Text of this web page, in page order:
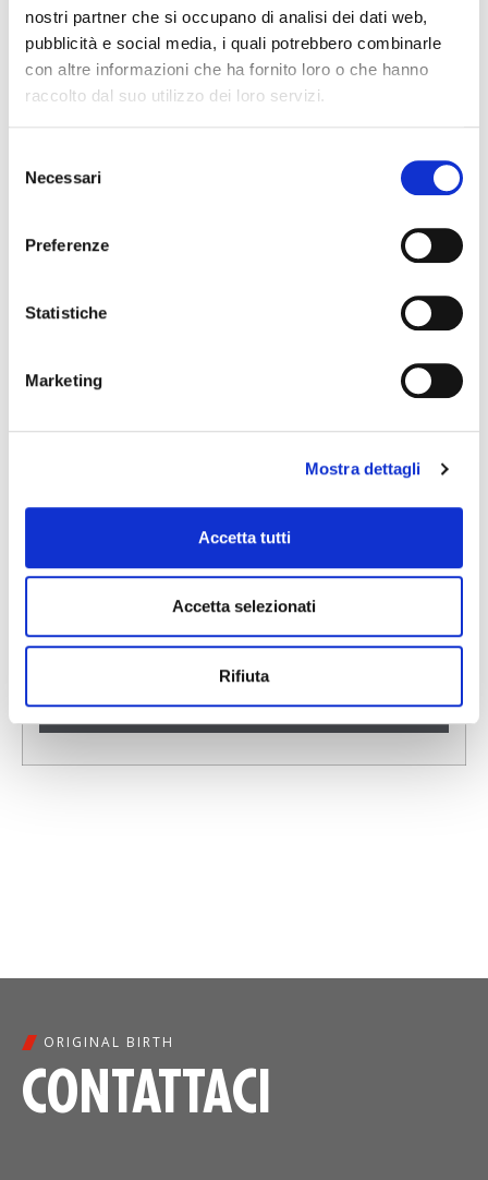
nostri partner che si occupano di analisi dei dati web,
pubblicità e social media, i quali potrebbero combinarle
con altre informazioni che ha fornito loro o che hanno
raccolto dal suo utilizzo dei loro servizi.
delNecessari
Preferenze
Statistiche
Marketing
Mostra dettagli
Accetta tutti
Accetta selezionati
Rifiuta
gli specialisti del sistema di raffreddamento.
ORIGINAL BIRTH
CONTATTACI